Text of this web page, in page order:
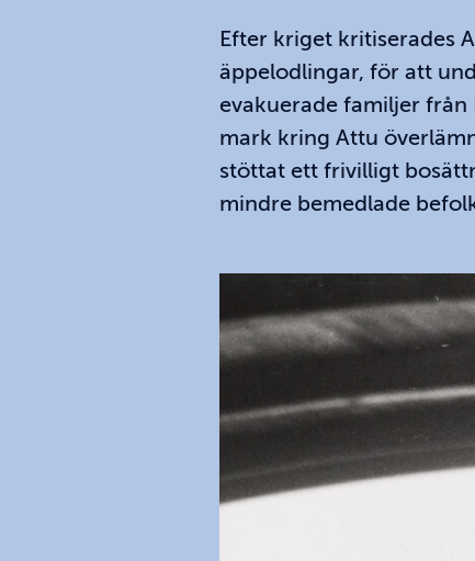
Efter kriget kritiserades
äppelodlingar, för att
evakuerade familjer från
mark kring Attu
stöttat ett frivilligt
mindre bemedlade